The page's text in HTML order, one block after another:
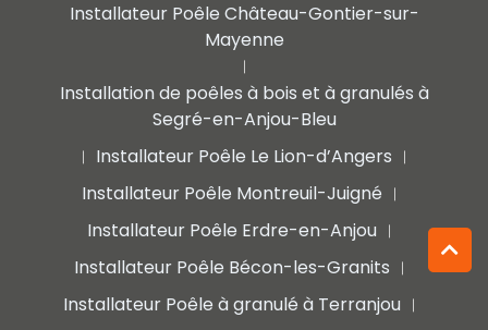
Installateur Poêle Château-Gontier-sur-
Mayenne
Installation de poêles à bois et à granulés à
Segré-en-Anjou-Bleu
Installateur Poêle Le Lion-d’Angers
Installateur Poêle Montreuil-Juigné
Installateur Poêle Erdre-en-Anjou
Installateur Poêle Bécon-les-Granits
Installateur Poêle à granulé à Terranjou